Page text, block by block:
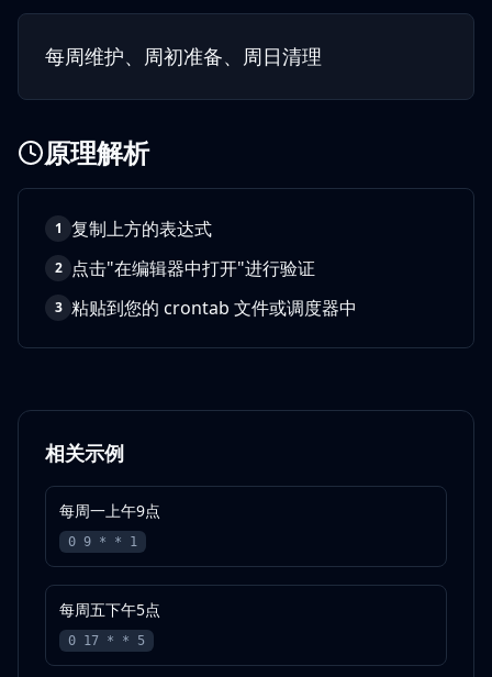
每周维护、周初准备、周日清理
原理解析
1 复制上方的表达式
2 点击"在编辑器中打开"进行验证
3 粘贴到您的 crontab 文件或调度器中
相关示例
每周一上午9点
0 9 * * 1
每周五下午5点
0 17 * * 5